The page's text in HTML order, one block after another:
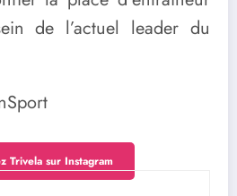
de l’actuel leader du
Trivela sur Instagram